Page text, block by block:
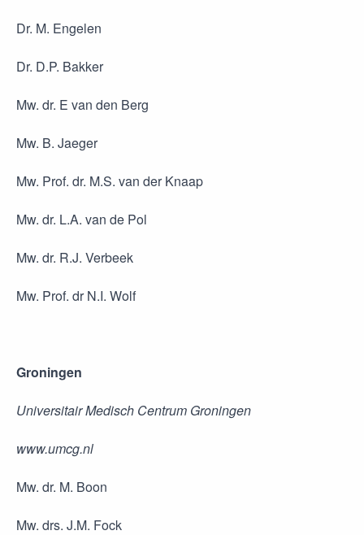
Dr. M. Engelen
Dr. D.P. Bakker
Mw. dr. E van den Berg
Mw. B. Jaeger
Mw. Prof. dr. M.S. van der Knaap
Mw. dr. L.A. van de Pol
Mw. dr. R.J. Verbeek
Mw. Prof. dr N.I. Wolf
Groningen
Universitair Medisch Centrum Groningen
www.umcg.nl
Mw. dr. M. Boon
Mw. drs. J.M. Fock